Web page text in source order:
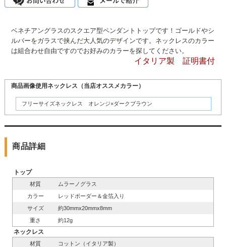
ベネチアングラスのスクエア型ペンダントトップです！ゴールドやシ
ルバーをガラスで挟んだ大人気のデザインです。ネックレスのカラー
は組合わせ自由ですのでお好みのカラーを探してください。
イタリア製 証明書付
商品画像使用ネックレス（当店オススメカラー）
フリーサイズネックレス オレンジ×ダークブラウン
商品詳細
トップ
材質
ムラーノグラス
カラー
レッドボーダー＆金箔入り
サイズ
約30mmx20mmx8mm
重さ
約12g
ネックレス
材質
コットン（イタリア製）